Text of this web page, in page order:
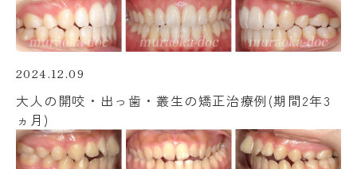
2024.12.09
大人の開咬・出っ歯・叢生の矯正治療例(期間2年3
ヵ月)